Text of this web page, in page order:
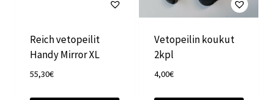
Reich vetopeilit
Handy Mirror XL
55,30€
Vetopeilin koukut
2kpl
4,00€